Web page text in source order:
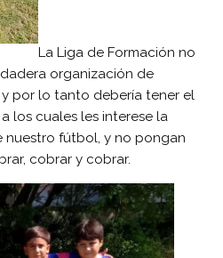
La Liga de Formación no
organización de
por lo tanto debería tener el
los cuales les interese la
nuestro fútbol, y no pongan
cobrar y cobrar.